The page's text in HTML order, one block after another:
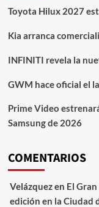
tron
Toyota Hilux 2027
Kia arranca
INFINITI revela la
GWM hace oficial el
Prime Video
Samsung de 2026
COMENTARIOS
Velázquezen El
edición en la Ciudad